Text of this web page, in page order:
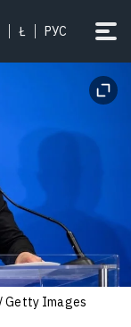
Ł РУС
Getty Images